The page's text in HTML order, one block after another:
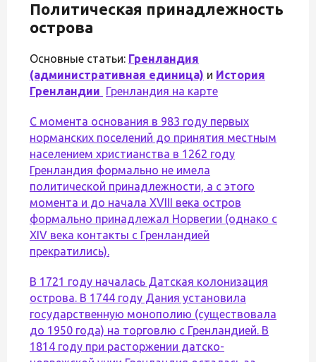
Политическая принадлежность
острова
Основные статьи: Гренландия
(административная единица) и История
Гренландии Гренландия на карте
С момента основания в 983 году первых
норманских поселений до принятия местным
населением христианства в 1262 году
Гренландия формально не имела
политической принадлежности, а с этого
момента и до начала XVIII века остров
формально принадлежал Норвегии (однако с
XIV века контакты с Гренландией
прекратились).
В 1721 году началась Датская колонизация
острова. В 1744 году Дания установила
государственную монополию (существовала
до 1950 года) на торговлю с Гренландией. В
1814 году при расторжении датско-